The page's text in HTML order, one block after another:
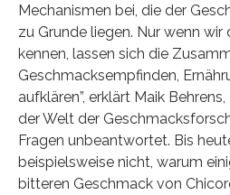
Mechanismen bei, die der
zu Grunde liegen. Nur wenn wir
kennen, lassen sich die
Geschmacksempfinden,
aufklären”, erklärt Maik
der Welt der
Fragen unbeantwortet. Bis
beispielsweise nicht, warum
bitteren Geschmack von